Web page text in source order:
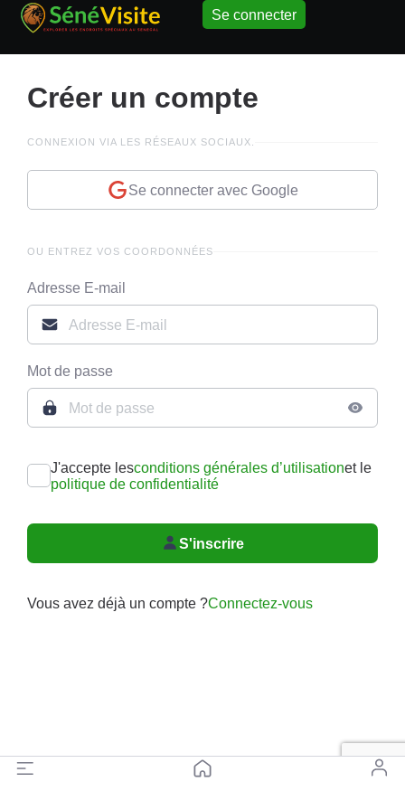
Se connecter
Créer un compte
CONNEXION VIA LES RÉSEAUX SOCIAUX.
Se connecter avec Google
OU ENTREZ VOS COORDONNÉES
Adresse E-mail
Mot de passe
J'accepte lesconditions générales d’utilisationet le
politique de confidentialité
S'inscrire
Vous avez déjà un compte ?Connectez-vous